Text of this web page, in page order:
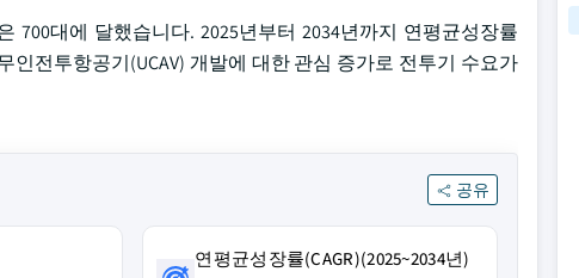
대에 달했습니다. 2025년부터 2034년까지 연평균성장률
인전투항공기(UCAV) 개발에 대한 관심 증가로 전투기 수요가
공유
연평균성장률(CAGR)(2025~2034년)